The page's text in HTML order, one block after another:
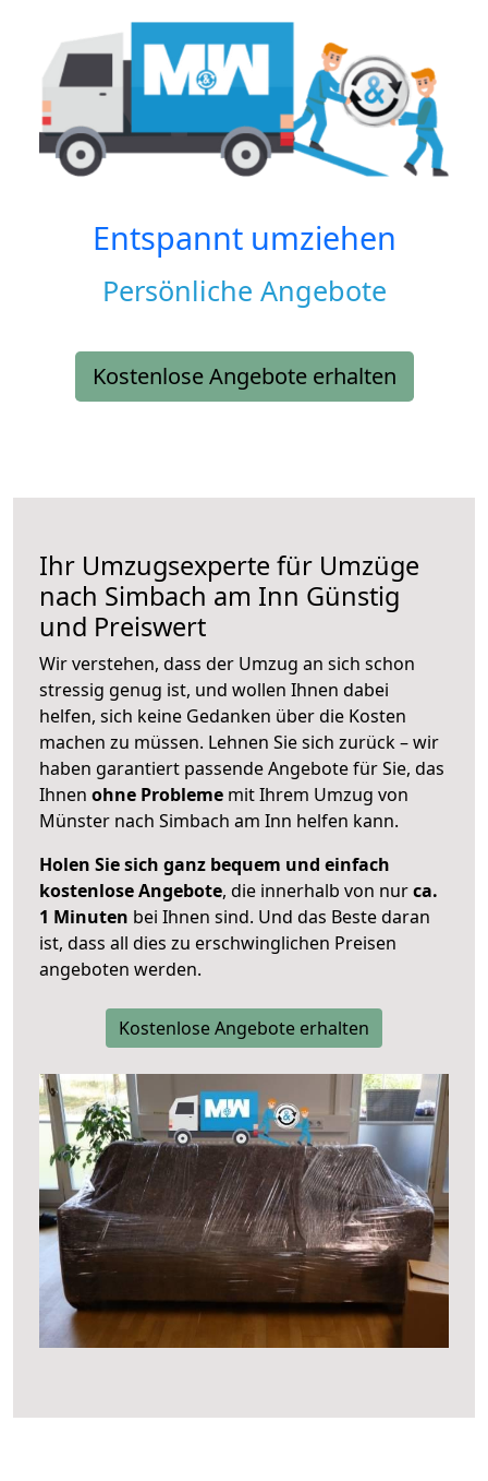
Entspannt umziehen
Persönliche Angebote
Kostenlose Angebote erhalten
Ihr Umzugsexperte für Umzüge
nach Simbach am Inn Günstig
und Preiswert
Wir verstehen, dass der Umzug an sich schon
stressig genug ist, und wollen Ihnen dabei
helfen, sich keine Gedanken über die Kosten
machen zu müssen. Lehnen Sie sich zurück – wir
haben garantiert passende Angebote für Sie, das
Ihnen ohne Probleme mit Ihrem Umzug von
Münster nach Simbach am Inn helfen kann.
Holen Sie sich ganz bequem und einfach
kostenlose Angebote, die innerhalb von nurca.
1 Minuten bei Ihnen sind. Und das Beste daran
ist, dass all dies zu erschwinglichen Preisen
angeboten werden.
Kostenlose Angebote erhalten